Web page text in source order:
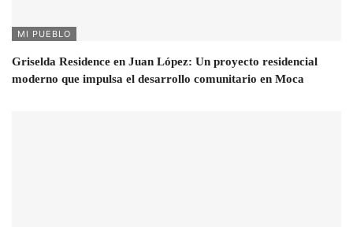
MI PUEBLO
Griselda Residence en Juan López: Un proyecto residencial
moderno que impulsa el desarrollo comunitario en Moca